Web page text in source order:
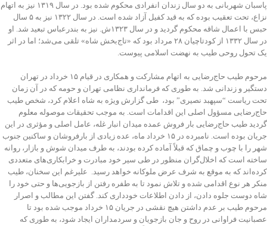
پاسبان شهربانی به دو سال زندان انفرادی محکوم شده بود. ‌در سال ۱۳۱۹ نیز به اتهام
نزاع، تحت تعقیب بوده که به قید کفیل آزاد شده است. ‌در سال ۱۳۲۲ نیز به ۵ سال
حبس با اعمال شاقه محکوم گردید و در سال ۱۳۲۳ش. ‌نیز به بندرعباس تبعید شد. ‌او
در سال ۱۳۳۲ از کودتاچیان ۲۸ مرداد بود که «تاج‌بخش شاه» تلقی می‌شد؛ اما در اثر
یک تحول روحی طیب به نهضت اسلامی پیوست. ‌
مرحوم طیب حاج‌رضایی به اتهام مشارکت و همکاری در قیام ۱۵ خرداد در تهران
دستگیر و زندانی شد. ‌به طوری که فرمانداری نظامی تهران و حومه که در آن زمان
تحت ریاست “سپهبد نصیری” بود، طی گزارش ویژه به شاه اعلام کرد، شخص طیب
حاج‌رضایی مسؤول اصلی این اقدامات است. ‌به موجب تحقیقات موصوله معلوم
گردید طیب حاج‌رضایی بار فروش عمده میدان انبار غله، عامل اصلی و مؤثری در این
جریان بوده است. ‌نامبرده در ۱۵ خرداد ماه، عده زیادی از بارفروشان و ساکنین جنوب
شهر را با چوب و چماق که قبلاً آماده کرده بودند، به طرف میدان شوش و بازار، روانه
ساخته است که اخلال‌گران منظور در طی سیر خود مبادرت و خرابکاری‌های متعددی
کرده‌اند که به موقع به شرف عرض ملوکانه خواهد رسید. ‌ علیرغم این سخنان، طیب
منکر هر نوع اقدامی شده و تلاش نمود تا به طفره رفتن از بازجویی‌ها و حتی خود را
شاه دوست جلوه دادن، از دادن اطلاعات خودداری کند. ‌گفتن این مطالب و اصرار
مرحوم طیب بر عدم داشتن هیچ نقشی در جریان ۱۵ خرداد موجب شده بود تا
عصبانیت فراوانی در روح و جان بازجویان و سردمداران ایجاد شود، به طوری که